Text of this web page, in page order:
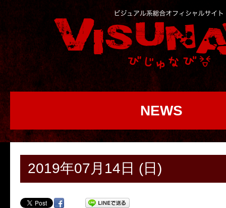
NEWS
2019年07月14日 (日)